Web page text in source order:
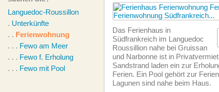
Languedoc-Roussillon
. Unterkünfte
. . Ferienwohnung
. . . Fewo am Meer
. . . Fewo f. Erholung
. . . Fewo mit Pool
Das Ferienhaus in
Südfrankreich im Languedoc
Roussillion nahe bei Gruissan
und Narbonne ist in
Sandstrand laden ein zur
Ferien. Ein Pool gehört zur
Lagunen sind nahe beim Haus.